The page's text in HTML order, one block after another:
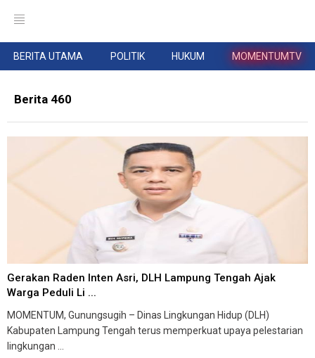
BERITA UTAMA POLITIK HUKUM MOMENTUMTV
Berita 460
Gerakan Raden Inten Asri, DLH Lampung Tengah Ajak
Warga Peduli Li ...
MOMENTUM, Gunungsugih – Dinas Lingkungan Hidup (DLH)
Kabupaten Lampung Tengah terus memperkuat upaya pelestarian
lingkungan ...